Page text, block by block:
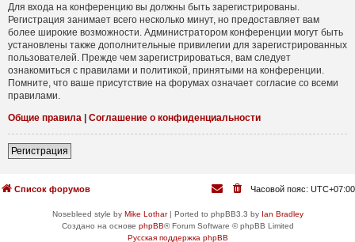
Для входа на конференцию вы должны быть зарегистрированы.
Регистрация занимает всего несколько минут, но предоставляет вам
более широкие возможности. Администратором конференции могут быть
установлены также дополнительные привилегии для зарегистрированных
пользователей. Прежде чем зарегистрироваться, вам следует
ознакомиться с правилами и политикой, принятыми на конференции.
Помните, что ваше присутствие на форумах означает согласие со всеми
правилами.
Общие правила | Соглашение о конфиденциальности
Регистрация
Список форумов Часовой пояс: UTC+07:00
Nosebleed style by Mike Lothar| Ported to phpBB3.3 by Ian Bradley
Создано на основе phpBB® Forum Software © phpBB Limited
Русская поддержка phpBB